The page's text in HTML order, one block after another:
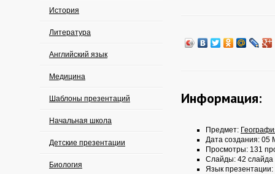
История
Литература
Английский язык
Медицина
Шаблоны презентаций
Начальная школа
Детские презентации
Биология
Информация:
Предмет:
Дата создания: 05
Просмотры: 131
Слайды: 42 слайда
Язык презентации: